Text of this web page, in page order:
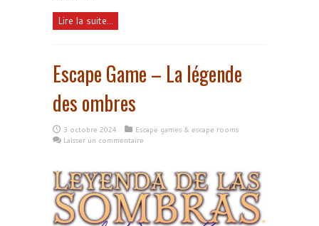
Lire la suite...
Escape Game – La légende
des ombres
3 octobre 2024
Escape games & escape rooms
Laisser un commentaire